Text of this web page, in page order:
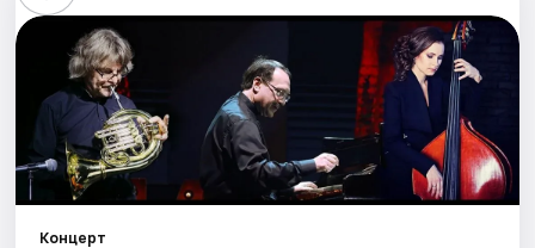
Стендап
Выставки
Квесты
Экскурсии
Спорт
Концерт